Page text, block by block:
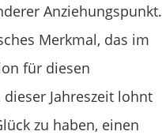
Anziehungspunkt.
Merkmal, das im
für diesen
Jahreszeit lohnt
zu haben, einen